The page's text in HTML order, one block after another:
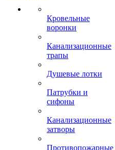
Кровельные
воронки
Канализационные
трапы
Душевые лотки
Патрубки и
сифоны
Канализационные
затворы
Противопожарные